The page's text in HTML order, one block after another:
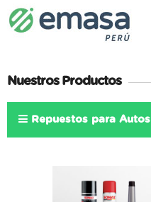
Nuestros Productos
Repuestos para Autos